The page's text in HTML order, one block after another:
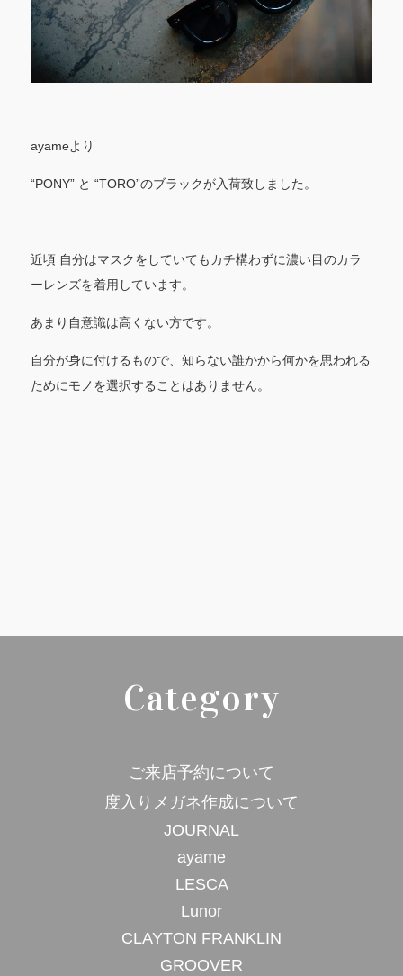
ayameより
“PONY” と “TORO”のブラックが入荷致しました。
近頃 自分はマスクをしていてもカチ構わずに濃い目のカラ
ーレンズを着用しています。
あまり自意識は高くない方です。
自分が身に付けるもので、知らない誰かから何かを思われる
ためにモノを選択することはありません。
Category
ご来店予約について
度入りメガネ作成について
JOURNAL
ayame
LESCA
Lunor
CLAYTON FRANKLIN
GROOVER